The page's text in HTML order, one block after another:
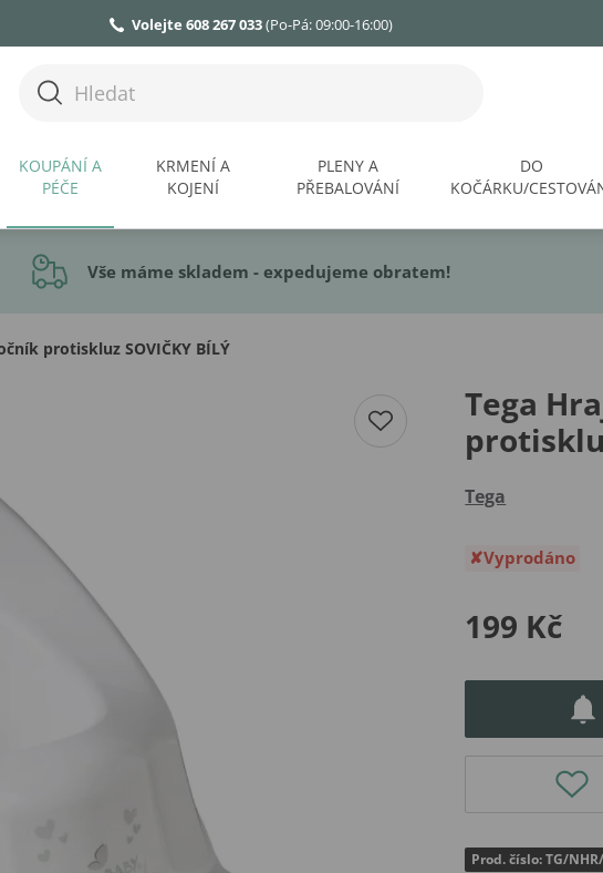
Volejte 608 267 033(Po-Pá: 09:00-16:00)
KOUPÁNÍ A
PÉČE
KRMENÍ A
KOJENÍ
PLENY A
PŘEBALOVÁNÍ
DO
KOČÁRKU/
Vše máme skladem - expedujeme obratem!
protiskluz SOVIČKY BÍLÝ
Tega
Tega
Vyprodáno
199 Kč
Prod. číslo: TG/